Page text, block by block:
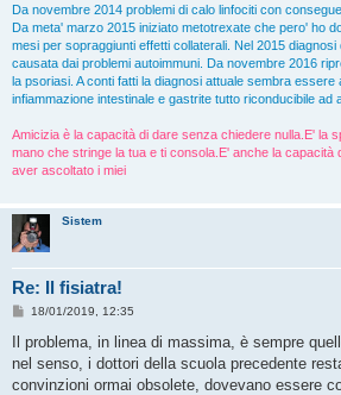
Da novembre 2014 problemi di calo linfociti con
Da meta' marzo 2015 iniziato metotrexate che pero' ho
mesi per sopraggiunti effetti collaterali. Nel 2015
causata dai problemi autoimmuni. Da novembre 2016
la psoriasi. A conti fatti la diagnosi attuale sembra
infiammazione intestinale e gastrite tutto riconducibile ad
Amicizia è la capacità di dare senza chiedere nulla.E' la
mano che stringe la tua e ti consola.E' anche la capacità
aver ascoltato i miei
Sistem
Re: Il fisiatra!
M
s
s
a
g
18/01/2019, 12:35
Il problema, in linea di massima, è sempre
nel senso, i dottori della scuola precedente
convinzioni ormai obsolete, dovevano essere